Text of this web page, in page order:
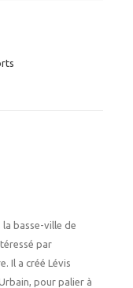
basse-ville de
par
Il a créé Lévis
pour palier à